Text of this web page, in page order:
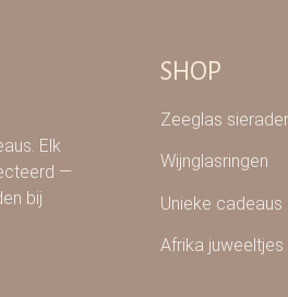
Elk
—
bij
SHOP
Zeeglas
Wijnglasringen
Unieke cadeaus
Afrika juweeltjes